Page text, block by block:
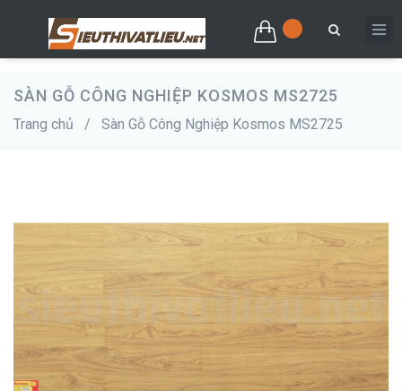
SÀN GỖ CÔNG NGHIỆP KOSMOS MS2725
Trang chủ / Sàn Gỗ Công Nghiệp Kosmos MS2725